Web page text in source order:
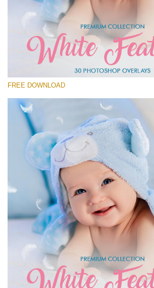
Выберите Вариант
Free Feather Overlay #20
Small 800*600px
White Feathers
(30 Overlays)
Fairy Tale (344 Overlays)
Large 6000*4000px
Entire Collection
(1783 Overlays)
Large 6000*4000px
Скачать Бесплатно
FREE DOWNLOAD